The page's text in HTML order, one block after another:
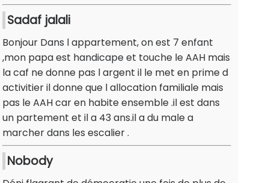
Sadaf jalali
Bonjour Dans l appartement, on est 7 enfant
,mon papa est handicape et touche le AAH mais
la caf ne donne pas l argent il le met en prime d
activitier il donne que l allocation familiale mais
pas le AAH car en habite ensemble .il est dans
un partement et il a 43 ans.il a du male a
marcher dans les escalier .
Nobody